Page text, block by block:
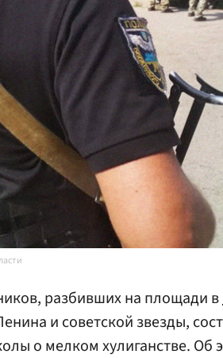
разбивших на площади в
и советской звезды,
о мелком хулиганстве. Об